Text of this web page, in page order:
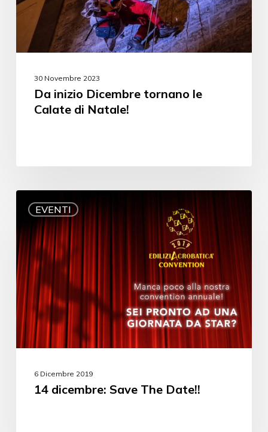
30 Novembre 2023
Da inizio Dicembre tornano le
Calate di Natale!
EVENTI
6 Dicembre 2019
14 dicembre: Save The Date!!